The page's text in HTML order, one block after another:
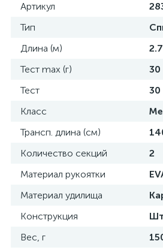
Артикул
Тип
Длина (м)
2.7
Тест max (г)
30
Тест
30
Класс
Трансп. длина (см)
Количество секций
2
Материал рукоятки
Материал удилища
Конструкция
Вес, г